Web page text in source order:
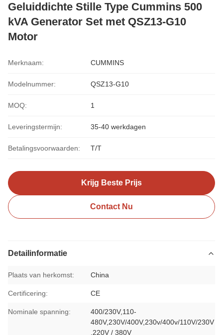
Geluiddichte Stille Type Cummins 500
kVA Generator Set met QSZ13-G10
Motor
Merknaam: CUMMINS
Modelnummer: QSZ13-G10
MOQ: 1
Leveringstermijn: 35-40 werkdagen
Betalingsvoorwaarden: T/T
Krijg Beste Prijs
Contact Nu
Detailinformatie
Plaats van herkomst: China
Certificering: CE
Nominale spanning:
400/230V,110-
480V,230V/400V,230v/400v/110V/230V
,220V / 380V